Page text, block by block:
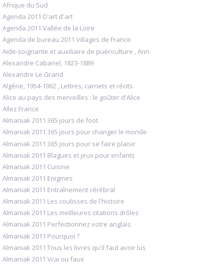
Afrique du Sud
Agenda 2011 D'art d'art
Agenda 2011 Vallée de la Loire
Agenda de bureau 2011 Villages de France
Aide-soignante et auxiliaire de puériculture , Ann
Alexandre Cabanel, 1823-1889
Alexandre Le Grand
Algérie, 1954-1962 , Lettres, carnets et récits
Alice au pays des merveilles : le goûter d'Alice
Allez France
Almaniak 2011 365 jours de foot
Almaniak 2011 365 jours pour changer le monde
Almaniak 2011 365 jours pour se faire plaisir
Almaniak 2011 Blagues et jeux pour enfants
Almaniak 2011 Cuisine
Almaniak 2011 Enigmes
Almaniak 2011 Entraînement cérébral
Almaniak 2011 Les coulisses de l'histoire
Almaniak 2011 Les meilleures citations drôles
Almaniak 2011 Perfectionnez votre anglais
Almaniak 2011 Pourquoi ?
Almaniak 2011 Tous les livres qu'il faut avoir lus
Almaniak 2011 Vrai ou faux